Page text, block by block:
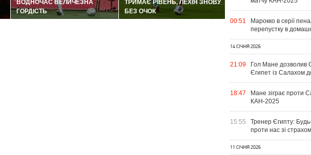
ВОДНОЧАС ВЕЛИЧЕЗНА
ГОРДІСТЬ
ТРИМАЄ РІВЕНЬ, ЛЕХІЯ ЗНОВУ
БЕЗ ОЧОК
УПЛ-2026/27.
КОМАНД
00:51
Марокко в серії
перепустку в
14 СІЧНЯ 2026
21:09
Гол Мане дозволив
Єгипет із Салахом
18:47
Мане зіграє проти
КАН-2025
15:55
Тренер Єгипту:
проти нас зі
11 СІЧНЯ 2026